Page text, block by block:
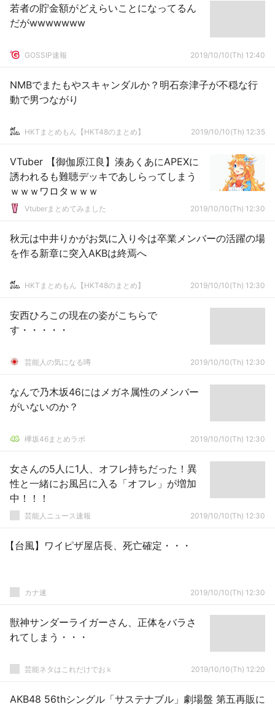
若者の貯金額がどえらいことになってるん
だがwwwwwww
GOSSIP速報 2019/10/10(Th) 12:40
NMBでまたもやスキャンダルか？明石奈津子が不穏な行
動で男つながり
HKTまとめもん【HKT48のまとめ】 2019/10/10(Th) 12:35
VTuber 【御伽原江良】湊あくあにAPEXに
誘われるも難聴デッキであしらってしまう
ｗｗｗワロタｗｗｗ
Vtuberまとめてみました 2019/10/10(Th) 12:30
秋元は中井りかがお気に入り今は卒業メンバーの活躍の場
を作る新章に突入AKBは終焉へ
HKTまとめもん【HKT48のまとめ】 2019/10/10(Th) 12:30
安西ひろこの現在の姿がこちらで
す・・・・・
芸能人の気になる噂 2019/10/10(Th) 12:30
なんで乃木坂46にはメガネ属性のメンバー
がいないのか？
欅坂46まとめラボ 2019/10/10(Th) 12:30
女さんの5人に1人、オフレ持ちだった！異
性と一緒にお風呂に入る「オフレ」が増加
中！！！
芸能人ニュース速報 2019/10/10(Th) 12:30
【台風】ワイピザ屋店長、死亡確定・・・
カナ速 2019/10/10(Th) 12:30
獣神サンダーライガーさん、正体をバラさ
れてしまう・・・
芸能ネタはこれだけでおｋ 2019/10/10(Th) 12:20
AKB48 56thシングル「サステナブル」劇場盤 第五再販に